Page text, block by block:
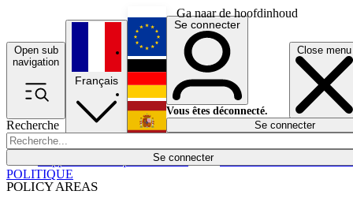
Ga naar de hoofdinhoud
Open sub
navigation
Close menu
Recherche
Se connecter
POLICY AREAS
Économie
Français
English
Deutsch
Español
Se connecter
Vous êtes déconnecté.
Se connecter
POLITIQUE